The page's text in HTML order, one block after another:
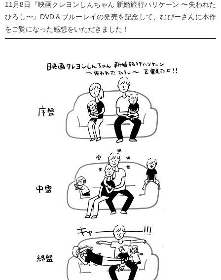
11月8日『映画クレヨンしんちゃん 新婚旅行ハリケーン 〜失われた
ひろし〜』DVD＆ブルーレイの発売を記念して、むぴーさんに本作
をご覧になった感想をいただきました！